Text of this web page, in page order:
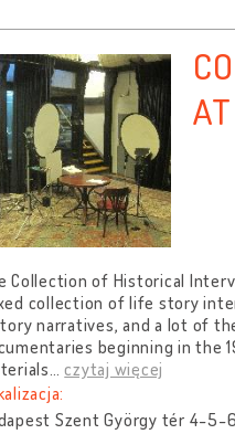
Collection of Historical
collection of life story
narratives, and a lot of
beginning in the
…czytaj więcej
Szent György tér 4-5-